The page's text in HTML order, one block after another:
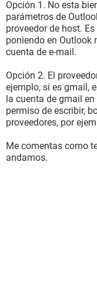
Opción 1. No esta
parámetros de
proveedor de host.
poniendo en Outlook
cuenta de e-mail.
Opción 2. El
ejemplo, si es gmail,
la cuenta de gmail
permiso de escribir,
proveedores, por
Me comentas como
andamos.